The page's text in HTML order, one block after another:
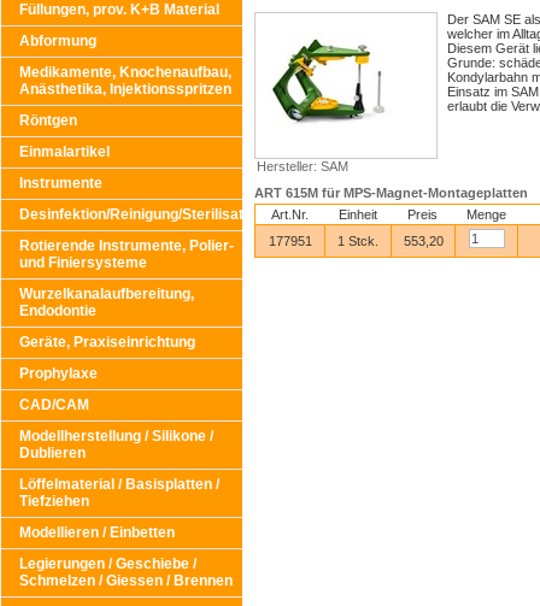
Füllungen, prov. K+B Material
Abformung
Medikamente, Knochenaufbau,
Anästhetika, Injektionsspritzen
Röntgen
Einmalartikel
Instrumente
Desinfektion/Reinigung/Sterilisation
Rotierende Instrumente, Polier-
und Finiersysteme
Wurzelkanalaufbereitung,
Endodontie
Geräte, Praxiseinrichtung
Prophylaxe
CAD/CAM
Modellherstellung / Silikone /
Dublieren
Löffelmaterial / Basisplatten /
Tiefziehen
Modellieren / Einbetten
Legierungen / Geschiebe /
Schmelzen / Giessen / Brennen
Hersteller: SAM
Der SAM SE
welcher im
Diesem Gerät
Grunde:
Kondylarbahn
Einsatz im
erlaubt die
ART 615M für MPS-Magnet-Montageplatten
Art.Nr.
Einheit Preis
Menge
177951
1 Stck. 553,20